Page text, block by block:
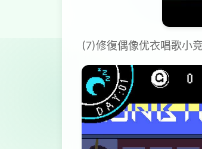
(7)修復偶像优衣唱歌小